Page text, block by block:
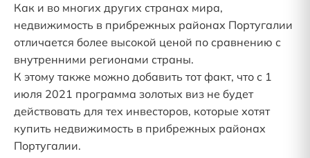
Как и во многих других странах мира,
недвижимость в прибрежных районах Португалии
отличается более высокой ценой по сравнению с
внутренними регионами страны.
К этому также можно добавить тот факт, что с 1
июля 2021 программа золотых виз не будет
действовать для тех инвесторов, которые хотят
купить недвижимость в прибрежных районах
Португалии.